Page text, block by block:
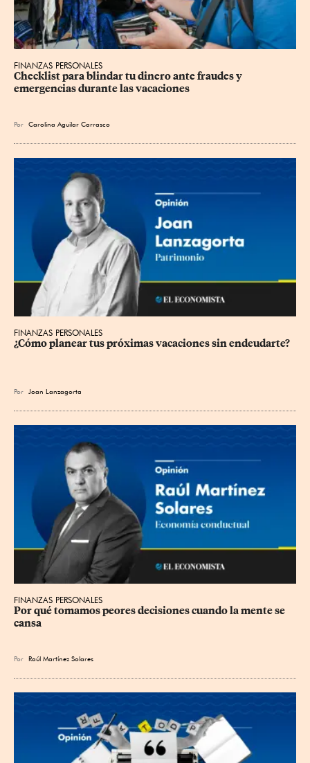
FINANZAS PERSONALES
Checklist para blindar tu dinero ante fraudes y
emergencias durante las vacaciones
Por Carolina Aguilar Carrasco
FINANZAS PERSONALES
¿Cómo planear tus próximas vacaciones sin endeudarte?
Por Joan Lanzagorta
FINANZAS PERSONALES
Por qué tomamos peores decisiones cuando la mente se
cansa
Por Raúl Martínez Solares